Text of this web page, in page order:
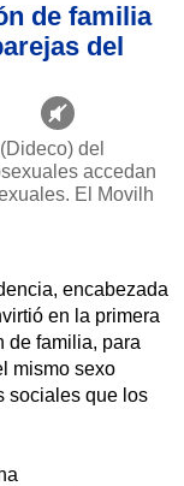
de familia
del
del
accedan
El Movilh
encabezada
en la primera
de familia, para
mismo sexo
sociales que los